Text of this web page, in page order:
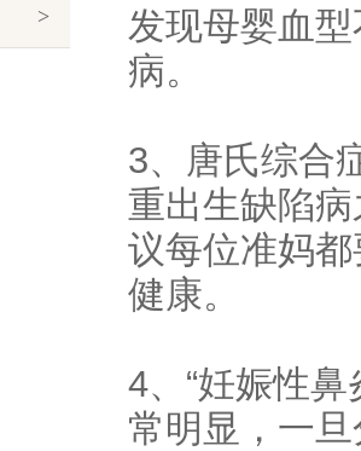
>
发现母婴血
病。
3、唐氏综合
重出生缺陷
议每位准妈
健康。
4、“妊娠性
常明显，一